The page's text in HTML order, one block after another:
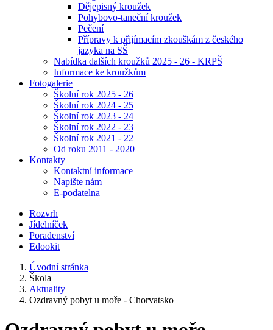
Dějepisný kroužek
Pohybovo-taneční kroužek
Pečení
Přípravy k přijímacím zkouškám z českého
jazyka na SŠ
Nabídka dalších kroužků 2025 - 26 - KRPŠ
Informace ke kroužkům
Fotogalerie
Školní rok 2025 - 26
Školní rok 2024 - 25
Školní rok 2023 - 24
Školní rok 2022 - 23
Školní rok 2021 - 22
Od roku 2011 - 2020
Kontakty
Kontaktní informace
Napište nám
E-podatelna
Rozvrh
Jídelníček
Poradenství
Edookit
Úvodní stránka
Škola
Aktuality
Ozdravný pobyt u moře - Chorvatsko